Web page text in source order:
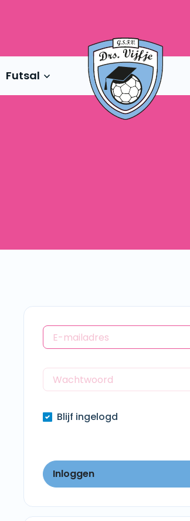
Futsal
Blijf ingelogd
Inloggen